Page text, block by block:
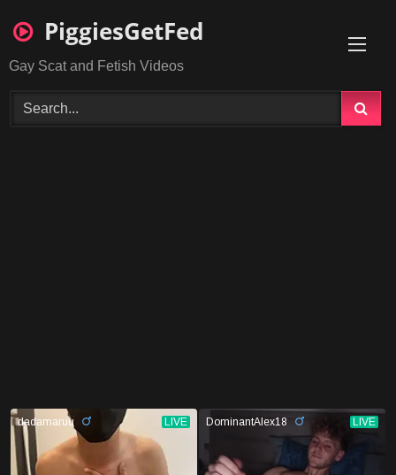
PiggiesGetFed
Gay Scat and Fetish Videos